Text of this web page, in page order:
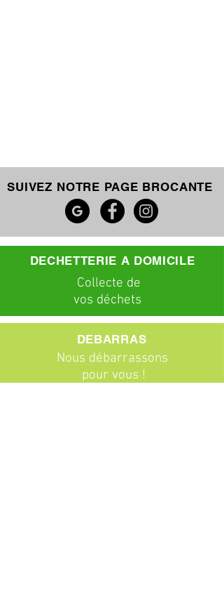
SUIVEZ NOTRE PAGE BROCANTE
DECHETTERIE A DOMICILE
Collecte de
vos déchets
DEBARRAS
Nous débarrassons
pour vous !